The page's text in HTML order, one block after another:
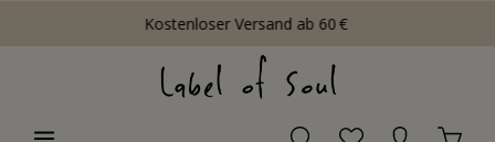
Kostenloser Versand ab 60 €